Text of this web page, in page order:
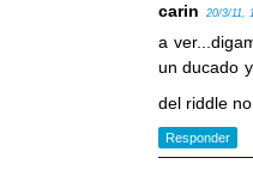
carin 20/3/11,
a
un ducado
del riddle
Responder